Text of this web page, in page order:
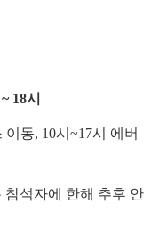
18시
동, 10시~17시 에버
석자에 한해 추후 안